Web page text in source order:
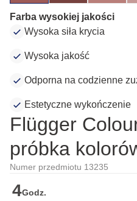
Farba wysokiej jakości
Wysoka siła krycia
Wysoka jakość
Odporna na codzienne
Estetyczne wykończenie
Flügger
próbka
Numer przedmiotu 13235
4Godz.